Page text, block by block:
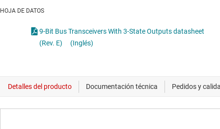
HOJA DE DATOS
9-Bit Bus Transceivers With 3-State Outputs datasheet
(Rev. E)
(Inglés)